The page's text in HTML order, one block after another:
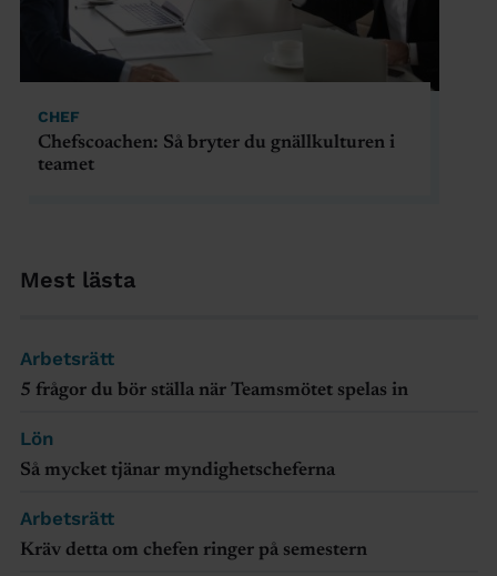
Mest lästa
Arbetsrätt
5 frågor du bör ställa när Teamsmötet spelas in
Lön
Så mycket tjänar myndighetscheferna
Arbetsrätt
Kräv detta om chefen ringer på semestern
CHEF
Chefscoachen: Så bryter du gnällkulturen i
teamet